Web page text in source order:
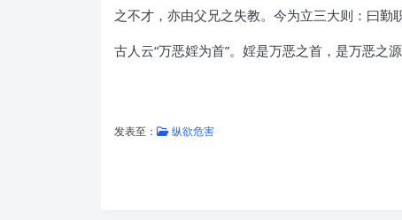
之不才，亦由父兄之失教。今为立三大则：曰
古人云“万恶婬为首”。婬是万恶之首，是万恶之
发表至： 纵欲危害